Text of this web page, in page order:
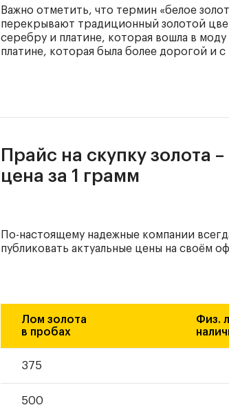
Важно отметить, что термин «белое
перекрывают традиционный золотой
серебру и платине, которая вошла в моду
платине, которая была более дорогой и
Прайс на скупку золота –
цена за 1 грамм
По-настоящему надежные компании
публиковать актуальные цены на своём
Лом золота
в пробах
Физ.
375
500